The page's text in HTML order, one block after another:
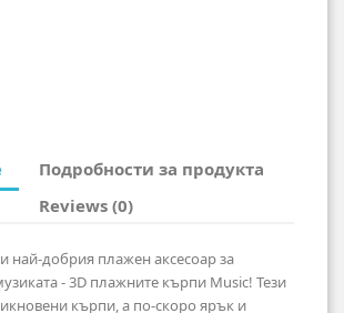
Подробности за продукта
Reviews (0)
най-добрия плажен аксесоар за
- 3D плажните кърпи Music! Тези
кърпи, а по-скоро ярък и